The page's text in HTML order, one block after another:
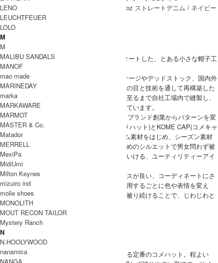
ブランド紹介
DECHO
DECHO(デコー)は岡山を拠点に2003年にスタートした、とある小さな帽子工
場がつくる帽子のブランド。
ワーク、ミリタリー、ネイティブ、 ヴィンテージやデッドストック、国内外
の古き良きものをデザインソースに、日本人の目と技術を通して再構築した
帽子づくりをしています。また、量産工程に至るまで自社工場内で縫製し、
一貫した意識の中で生産する姿勢を大切にしています。
DECHO(デコー)を代表する定番アイテムが、ブランド創業からパターンを変
えることなく作り続けているKOME HAT(コメハット)とKOME CAP(コメキャ
ップ)。STANDARDラインのチノ素材、デニム素材をはじめ、シーズン素材
などでも毎シーズンリリースされていて、深めのシルエットで男女問わず被
って頂け、くしゃっと鞄に放り込み出かけていける、ユーティリティーアイ
テムとして不動の人気となっています。
良い意味で主張し過ぎない、洋服とのバランスが良い、コーディネートにさ
りげなく馴染む素材感とデザイン。そして着用するごとに色や表情を変え
る、独特の経年変化。派手さはありませんが被り続けることで、じわじわと
感じるDECHOの魅力をぜひお楽しみ下さい。
DECHO 取り扱い商品
MODEL
MEN
(VOICE) DECHOを代表する定番のコメハット。程よい
LENO
LEUCHTFEUER
LOLO
M
M
MALIBU SANDALS
MANOF
mao made
MARINEDAY
marka
MARKAWARE
MARMOT
MASTER & Co.
Matador
MERRELL
MexiPa
MidiUmi
Milton Keynes
mizuiro ind
molle shoes
MONOLITH
MOUT RECON TAILOR
Mystery Ranch
N
N.HOOLYWOOD
nanamica